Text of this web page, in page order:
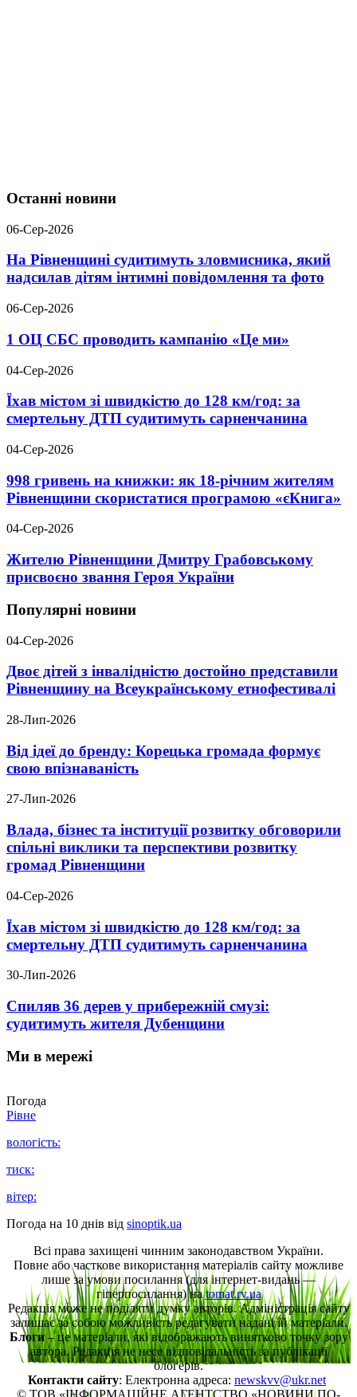
Останні новини
06-Сер-2026
На Рівненщині судитимуть зловмисника, який
надсилав дітям інтимні повідомлення та фото
06-Сер-2026
1 ОЦ СБС проводить кампанію «Це ми»
04-Сер-2026
Їхав містом зі швидкістю до 128 км/год: за
смертельну ДТП судитимуть сарненчанина
04-Сер-2026
998 гривень на книжки: як 18-річним жителям
Рівненщини скористатися програмою «єКнига»
04-Сер-2026
Жителю Рівненщини Дмитру Грабовському
присвоєно звання Героя України
Популярні новини
04-Сер-2026
Двоє дітей з інвалідністю достойно представили
Рівненщину на Всеукраїнському етнофестивалі
28-Лип-2026
Від ідеї до бренду: Корецька громада формує
свою впізнаваність
27-Лип-2026
Влада, бізнес та інституції розвитку обговорили
спільні виклики та перспективи розвитку
громад Рівненщини
04-Сер-2026
Їхав містом зі швидкістю до 128 км/год: за
смертельну ДТП судитимуть сарненчанина
30-Лип-2026
Спиляв 36 дерев у прибережній смузі:
судитимуть жителя Дубенщини
Ми в мережі
Погода
Рівне
вологість:
тиск:
вітер:
Погода на 10 днів від sinoptik.ua
Всі права захищені чинним законодавством України.
Повне або часткове використання матеріалів сайту можливе
лише за умови посилання (для інтернет-видань —
гіперпосилання) наtomat.rv.ua
Редакція може не поділяти думку авторів. Адміністрація сайту
залишає за собою можливість редагувати надані їй матеріали.
Блоги– це матеріали, які відображають винятково точку зору
автора. Редакція не несе відповідальність за публікації
блогерів.
Контакти сайту: Електронна адреса: newskvv@ukr.net